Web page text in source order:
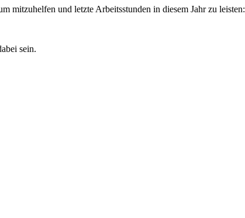
mitzuhelfen und letzte Arbeitsstunden in diesem Jahr zu leisten:
sein.